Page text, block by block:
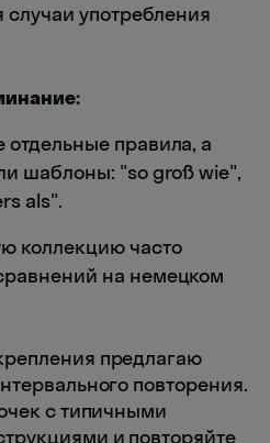
случаи употребления
отдельные правила, а
шаблоны: "so groß wie",
als".
коллекцию часто
на немецком
предлагаю
повторения.
с типичными
и повторяйте